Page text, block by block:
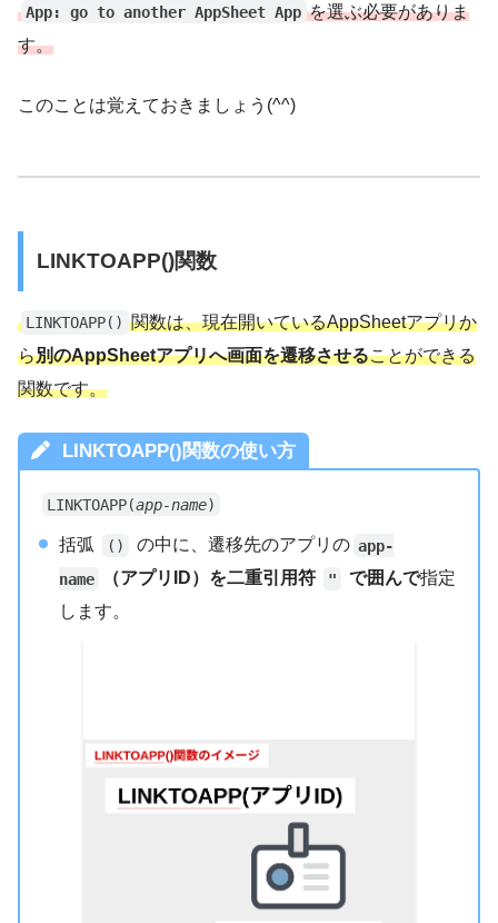
App: go to another AppSheet App を選ぶ必要がありま
す。
このことは覚えておきましょう(^^)
LINKTOAPP()関数
LINKTOAPP() 関数は、現在開いているAppSheetアプリか
ら別のAppSheetアプリへ画面を遷移させることができる
関数です。
LINKTOAPP()関数の使い方
LINKTOAPP(app-name)
括弧 () の中に、遷移先のアプリの app-
name
（アプリID） を二重引用符 " で囲んで指定
します。